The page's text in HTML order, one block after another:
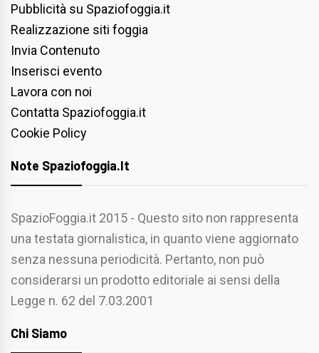
Pubblicità su Spaziofoggia.it
Realizzazione siti foggia
Invia Contenuto
Inserisci evento
Lavora con noi
Contatta Spaziofoggia.it
Cookie Policy
Note Spaziofoggia.it
SpazioFoggia.it 2015 - Questo sito non rappresenta
una testata giornalistica, in quanto viene aggiornato
senza nessuna periodicità. Pertanto, non può
considerarsi un prodotto editoriale ai sensi della
Legge n. 62 del 7.03.2001
Chi Siamo